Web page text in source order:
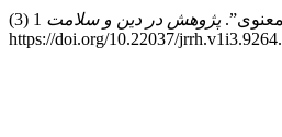
پژوهش در دین و سلامت
1 (3). Tehran, Iran:41-49.
https://doi.org/10.22037/jrrh.v1i3.9264.